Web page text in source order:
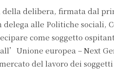
delibera, firmata dal
delega alle Politiche sociali,
come soggetto
europea – Next
del lavoro dei